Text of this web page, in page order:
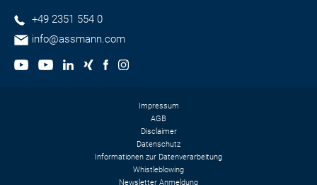
+49 2351 554 0
info@assmann.com
Impressum
AGB
Disclaimer
Datenschutz
Informationen zur Datenverarbeitung
Whistleblowing
Newsletter Anmeldung